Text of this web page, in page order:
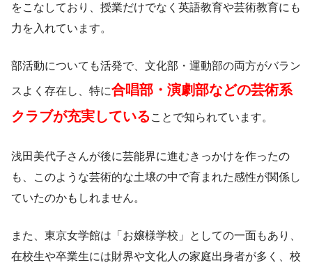
をこなしており、授業だけでなく英語教育や芸術教育にも
力を入れています。
部活動についても活発で、文化部・運動部の両方がバラン
スよく存在し、特に合唱部・演劇部などの芸術系
クラブが充実していることで知られています。
浅田美代子さんが後に芸能界に進むきっかけを作ったの
も、このような芸術的な土壌の中で育まれた感性が関係し
ていたのかもしれません。
また、東京女学館は「お嬢様学校」としての一面もあり、
在校生や卒業生には財界や文化人の家庭出身者が多く、校